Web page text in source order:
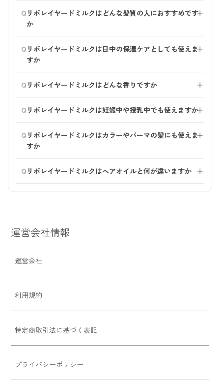
※精製水ゼロ：製造段階で精製水を使用していないこと
リポレイヤードミルクは、髪内部のCMC層やタンパク質
空洞にまでアプローチする浸透設計。ペリセア※10%と
リポソーム技術で成分を届け、使うほどにハリ・弾力と
ツヤを感じやすい処方です。
※ペリセア：ジラウロイルグルタミン酸リシンNa
修成分と高浸透※オイルのブレンドにより、シリコンに
頼らずになめらかな指通りと自然なツヤを叶えます。
※角質層まで
Q リポレイヤードミルクはどんな髪質の人におすすめです
か
＋
やパーマで髪が弱っている方におすすめです。
細い髪でも重くなりにくく、毛先までしなやかにまとま
りやすいテクスチャで、基本的にはほとんどの髪質の方
にお使いいただけます。
Q リポレイヤードミルクは日中の保湿ケアとしても使えま
すか
＋
つきにくく、ツヤとしっとり感をキープしながら、日中
の乾燥や摩擦で広がりやすい髪も指通りよく整えます。
Q リポレイヤードミルクはどんな香りですか
＋
ベンダーとイランイランの落ち着き、ニュウコウジュの
静かな深み、ライムの澄んだシトラスを重ねた天然精油
100%のブレンドです。
Q リポレイヤードミルクは妊娠中や授乳中でも使えますか＋
していません。
一般的な化粧品と同様にお使いいただけますが、頭皮に
傷や炎症がある場合やご不安がある場合は、使用前に医
師にご相談ください。
Q リポレイヤードミルクはカラーやパーマの髪にも使えま
すか
＋
浸透設計により、施術後のダメージをケアしながら、退
色やパサつきを抑えることを目指した処方です。特にブ
※ペリセア：ジラウロイルグルタミン酸リシンNa
Q リポレイヤードミルクはヘアオイルと何が違いますか ＋
オイルでは届きにくい内側のダメージにアプローチしな
運営会社情報
運営会社
利用規約
特定商取引法に基づく表記
プライバシーポリシー